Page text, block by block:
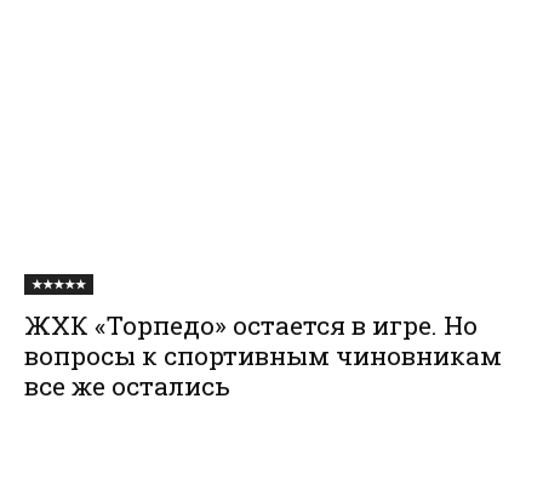
★★★★★
ЖХК «Торпедо» остается в игре. Но
вопросы к спортивным чиновникам
все же остались